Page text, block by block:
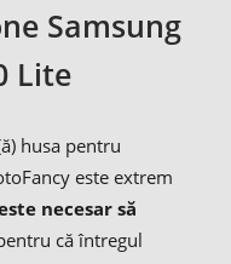
Samsung
Lite
husa pentru
este extrem
necesar să
că întregul